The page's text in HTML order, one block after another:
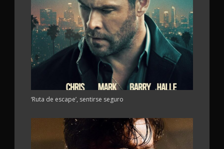
‘Ruta de escape’, sentirse seguro